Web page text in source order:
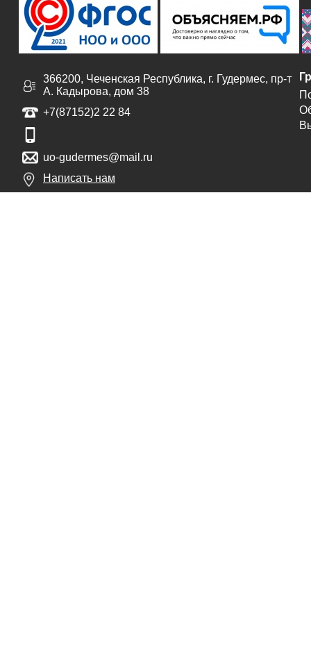
366200, Чеченская Республика, г. Гудермес, пр-т
А. Кадырова, дом 38
+7(87152)2 22 84
uo-gudermes@mail.ru
Написать нам